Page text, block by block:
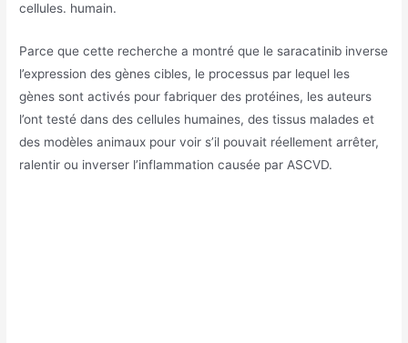
cellules. humain.
Parce que cette recherche a montré que le saracatinib inverse
l’expression des gènes cibles, le processus par lequel les
gènes sont activés pour fabriquer des protéines, les auteurs
l’ont testé dans des cellules humaines, des tissus malades et
des modèles animaux pour voir s’il pouvait réellement arrêter,
ralentir ou inverser l’inflammation causée par ASCVD.